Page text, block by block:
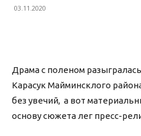
03.11.2020
Драма с поленом
Карасук Майминсклого
без увечий, а вот
основу сюжета лег пресс-